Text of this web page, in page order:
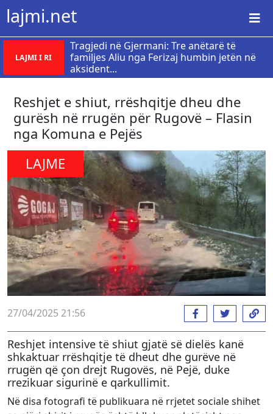
lajmi.net
LAJMI I RI
Tragjedi në Gjermani: Tre anëtarë të
familjes Aliu nga Ferizaj humbin jetën në
aksident...
Reshjet e shiut, rrëshqitje dheu dhe
gurësh në rrugën për Rugovë – Flasin
nga Komuna e Pejës
LAJME
27/04/2025 21:56
Reshjet intensive të shiut gjatë së dielës kanë
shkaktuar rrëshqitje të dheut dhe gurëve në
rrugën që çon drejt Rugovës, në Pejë, duke
rrezikuar sigurinë e qarkullimit.
Në disa fotografi të publikuara në rrjetet sociale shihet